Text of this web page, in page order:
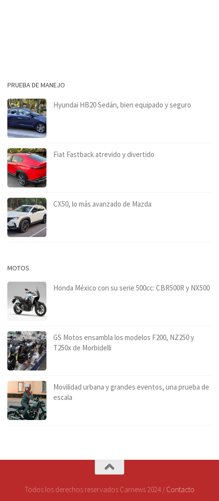
PRUEBA DE MANEJO
Hyundai HB20 Sedán, bien equipado y seguro
Fiat Fastback atrevido y divertido
CX50, lo más avanzado de Mazda
MOTOS
Honda México con su serie 500cc: CBR500R y NX500
GS Motos ensambla los modelos F200, NZ250 y
T250x de Morbidelli
Movilidad urbana y grandes eventos, una prueba de
escala
Todos los derechos reservados Carnews 2024 / Contacto